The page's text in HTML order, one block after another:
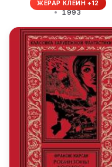
ЖЕРАР КЛЕЙН +12
1993